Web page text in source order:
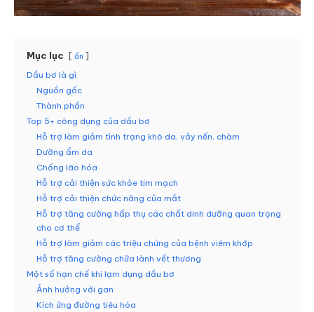
Mục lục ẩn
Dầu bơ là gì
Nguồn gốc
Thành phần
Top 5+ công dụng của dầu bơ
Hỗ trợ làm giảm tình trạng khô da, vảy nến, chàm
Dưỡng ẩm da
Chống lão hóa
Hỗ trợ cải thiện sức khỏe tim mạch
Hỗ trợ cải thiện chức năng của mắt
Hỗ trợ tăng cường hấp thụ các chất dinh dưỡng quan trọng
cho cơ thể
Hỗ trợ làm giảm các triệu chứng của bệnh viêm khớp
Hỗ trợ tăng cường chữa lành vết thương
Một số hạn chế khi lạm dụng dầu bơ
Ảnh hưởng với gan
Kích ứng đường tiêu hóa